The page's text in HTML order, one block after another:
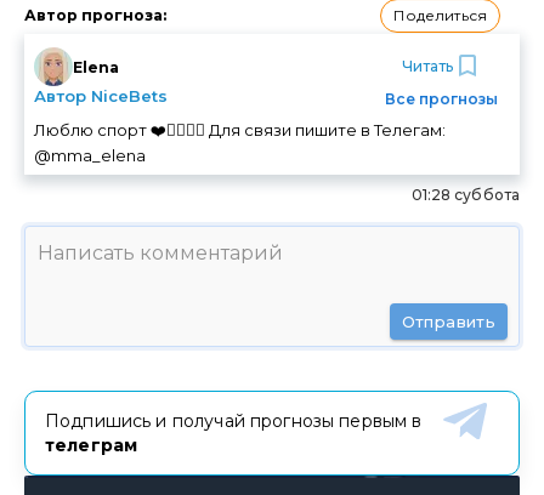
Автор прогноза: Поделиться
Elena
Автор NiceBets
Читать
Все прогнозы
Люблю спорт ❤️🏃‍♀️🚴‍♀️ Для связи пишите в Телегам:
@mma_elena
01:28 суббота
Отправить
Подпишись и получай прогнозы первым в
телеграм